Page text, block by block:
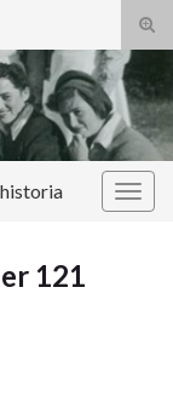
Slå
på/
Slå
121